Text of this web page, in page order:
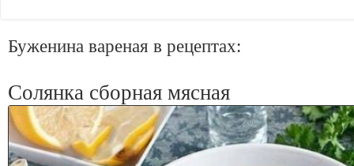
Буженина вареная в рецептах:
Солянка сборная мясная